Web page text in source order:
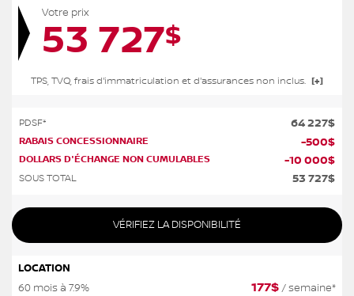
Votre prix
53 727$
TPS, TVQ, frais d'immatriculation et d'assurances non inclus.
PDSF* 64 227$
RABAIS CONCESSIONNAIRE -500$
DOLLARS D'ÉCHANGE NON CUMULABLES -10 000$
SOUS TOTAL 53 727$
VÉRIFIEZ LA DISPONIBILITÉ
LOCATION
60 mois à 7.9%
177$ / semaine*